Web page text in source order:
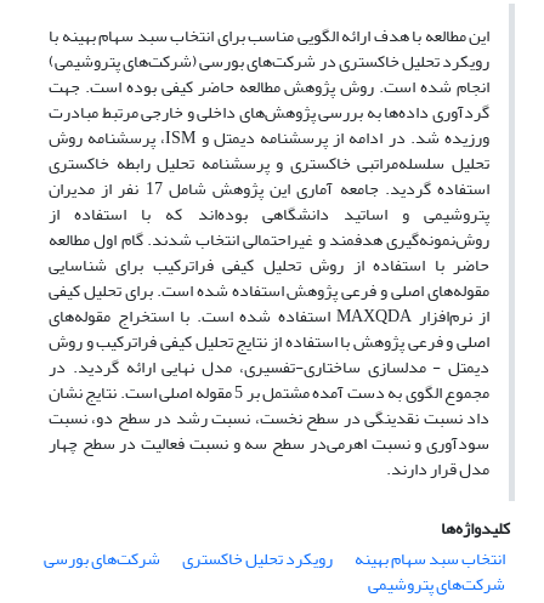
این مطالعه با هدف ارائه الگویی مناسب برای انتخاب سبد سهام بهینه با
رویکرد تحلیل خاکستری در شرکت‌های بورسی (شرکت‌های پتروشیمی)
انجام شده است. روش پژوهش مطالعه حاضر کیفی بوده است. جهت
گردآوری داده‌ها به بررسی پژوهش‌های داخلی و خارجی مرتبط مبادرت
ورزیده شد. در ادامه از پرسشنامه دیمتل و ISM، پرسشنامه روش
تحلیل سلسله‌مراتبی خاکستری و پرسشنامه تحلیل رابطه خاکستری
استفاده گردید. جامعه آماری این پژوهش شامل 17 نفر از مدیران
پتروشیمی و اساتید دانشگاهی بوده‌اند که با استفاده از
روش‌نمونه‌گیری هدفمند و غیراحتمالی انتخاب شدند. گام اول مطالعه
حاضر با استفاده از روش تحلیل کیفی فراترکیب برای شناسایی
مقوله‌های اصلی و فرعی پژوهش استفاده شده است. برای تحلیل کیفی
از نرم‌افزار MAXQDA استفاده شده است. با استخراج مقوله‌های
اصلی و فرعی پژوهش با استفاده از نتایج تحلیل کیفی فراترکیب و روش
دیمتل - مدلسازی ساختاری-تفسیری، مدل نهایی ارائه گردید. در
مجموع الگوی به دست آمده مشتمل بر 5 مقوله اصلی است. نتایج نشان
داد نسبت نقدینگی در سطح نخست، نسبت رشد ‌در سطح دو، نسبت
سودآوری‌ و نسبت اهرمی‌در سطح سه و نسبت فعالیت در سطح چهار
مدل قرار دارند.
کلیدواژه‌ها
انتخاب سبد سهام بهینه
رویکرد تحلیل خاکستری شرکت‌های بورسی
شرکت‌های پتروشیمی